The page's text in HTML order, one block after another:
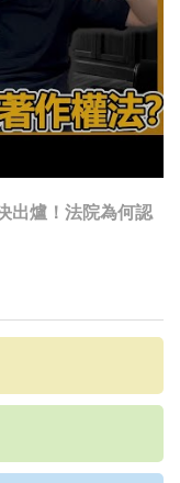
出爐！法院為何認